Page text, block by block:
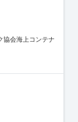
会海上コンテナ